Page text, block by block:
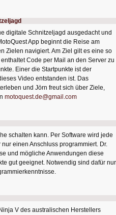
digitale Schnitzeljagd ausgedacht und
App beginnt die Reise am
Zielen navigiert. Am Ziel gilt es eine so
Code per Mail an den Server zu
Einer die Startpunkte ist der
Video entstanden ist. Das
und Jörn freut sich über Ziele,
motoquest.de@gmail.com
schalten kann. Per Software wird jede
einen Anschluss programmiert. Dr.
und mögliche Anwendungen diese
gut geeignet. Notwendig sind dafür nur
V des australischen Herstellers